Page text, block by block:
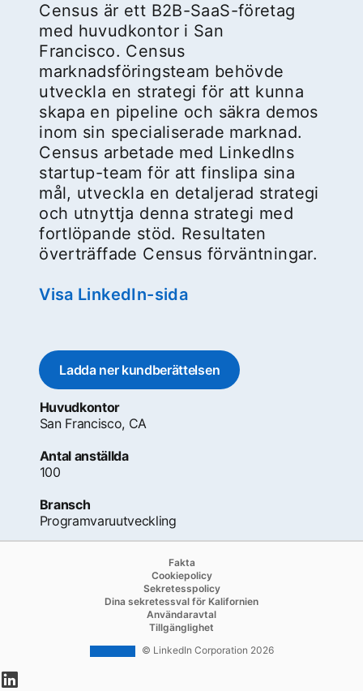
Census är ett B2B-SaaS-företag
med huvudkontor i San
Francisco. Census
marknadsföringsteam behövde
utveckla en strategi för att kunna
skapa en pipeline och säkra demos
inom sin specialiserade marknad.
Census arbetade med LinkedIns
startup-team för att finslipa sina
mål, utveckla en detaljerad strategi
och utnyttja denna strategi med
fortlöpande stöd. Resultaten
överträffade Census förväntningar.
Visa LinkedIn-sida
Ladda ner kundberättelsen
opens in a new tab
Huvudkontor
San Francisco, CA
Antal anställda
100
Bransch
Programvaruutveckling
Fakta
Cookiepolicyopens in a new tab
Sekretesspolicyopens in a new tab
Dina sekretessval för Kalifornien
Användaravtal
Tillgänglighet
© LinkedIn Corporation 2026